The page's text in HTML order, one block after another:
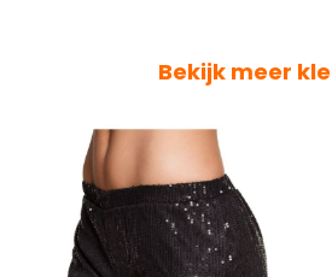
Bekijk meer